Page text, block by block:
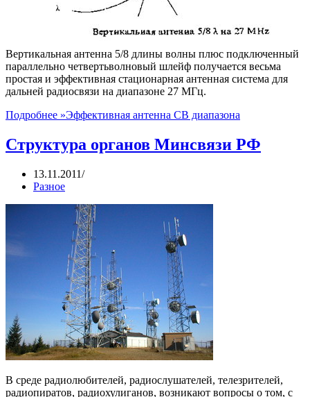
Вертикальная антенна 5/8 длины волны плюс подключенный
параллельно четвертьволновый шлейф получается весьма
простая и эффективная стационарная антенная система для
дальней радиосвязи на диапазоне 27 МГц.
Подробнее »Эффективная антенна CB диапазона
Структура органов Минсвязи РФ
13.11.2011
Разное
В среде радиолюбителей, радиослушателей, телезрителей,
радиопиратов, радиохулиганов, возникают вопросы о том, с